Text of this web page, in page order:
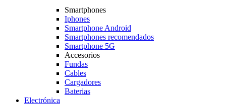
Smartphones
Iphones
Smartphone Android
Smartphones recomendados
Smartphone 5G
Accesorios
Fundas
Cables
Cargadores
Baterias
Electrónica